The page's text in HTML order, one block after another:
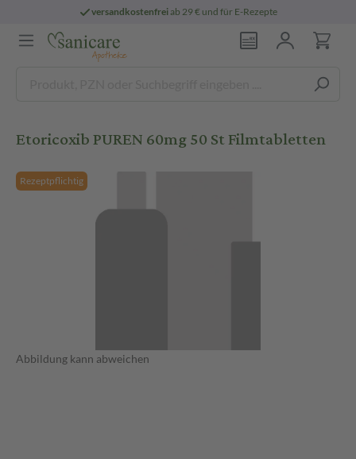
versandkostenfreiab 29 € und für E-Rezepte
Etoricoxib PUREN 60mg 50 St Filmtabletten
Rezeptpflichtig
Abbildung kann abweichen